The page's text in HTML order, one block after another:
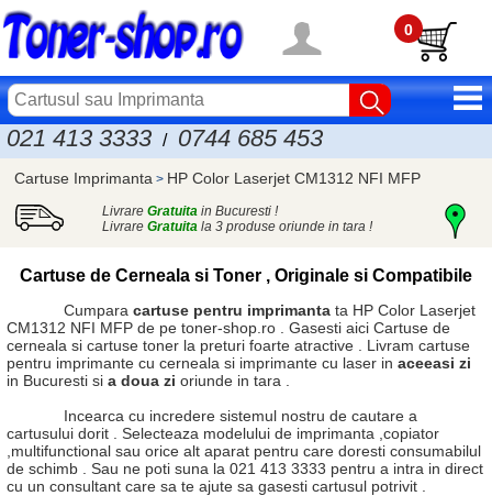
0
021 413 3333 / 0744 685 453
Cartuse Imprimanta > HP Color Laserjet CM1312 NFI MFP
Livrare Gratuitain Bucuresti !
Livrare Gratuitala 3 produse oriunde in tara !
Cartuse de Cerneala si Toner , Originale si Compatibile
Cumpara cartuse pentru imprimanta ta HP Color Laserjet
CM1312 NFI MFP de pe toner-shop.ro . Gasesti aici Cartuse de
cerneala si cartuse toner la preturi foarte atractive . Livram cartuse
pentru imprimante cu cerneala si imprimante cu laser in aceeasi zi
in Bucuresti si a doua zi oriunde in tara .
Incearca cu incredere sistemul nostru de cautare a
cartusului dorit . Selecteaza modelului de imprimanta ,copiator
,multifunctional sau orice alt aparat pentru care doresti consumabilul
de schimb . Sau ne poti suna la 021 413 3333 pentru a intra in direct
cu un consultant care sa te ajute sa gasesti cartusul potrivit .